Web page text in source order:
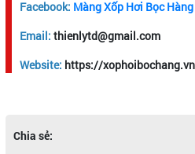
Facebook: Màng Xốp Hơi Bọc
Email: thienlytd@gmail.com
Website: https://
Chia sẻ: